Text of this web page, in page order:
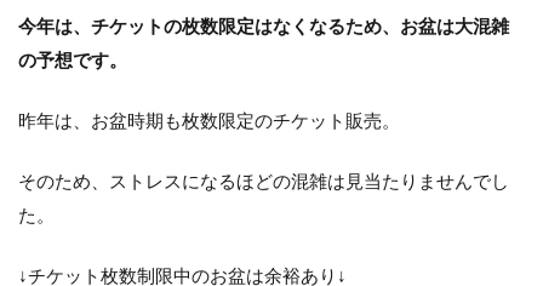
今年は、チケットの枚数限定はなくなるため、お盆は大混雑
の予想です。
昨年は、お盆時期も枚数限定のチケット販売。
そのため、ストレスになるほどの混雑は見当たりませんでし
た。
↓チケット枚数制限中のお盆は余裕あり↓